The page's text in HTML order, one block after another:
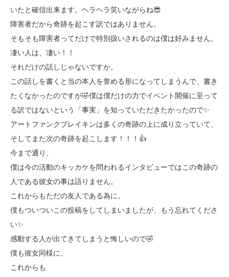
いたと確信出来ます。ヘラヘラ笑いながらね😎
障害者だから奇跡を起こす訳ではありません。
そもそも障害者ってだけで特別扱いされるのは僕は好みません。
凄い人は、凄い！！
それだけの話しじゃないですか。
この話しを書くと当の本人を誉める形になってしまうんで、書き
たくなかったのですが🤣僕は僕だけの力でイベント開催に至って
る訳ではないという「事実」を知っていただきたかったので✨
アートファンクブレイキンは多くの奇跡の上に成り立っていて、
そしてまた次の奇跡を起こします！！！👍
今まで通り、
僕は今の活動のキッカケを問われるインタビューではこの奇跡の
人である彼女の事は語りません。
これからもただの友人である為に。
僕もついついこの投稿をしてしまいましたが、もう忘れてくださ
い✨
感動する人が出てきてしまうと悔しいので🤣
僕も彼女同様に、
これからも